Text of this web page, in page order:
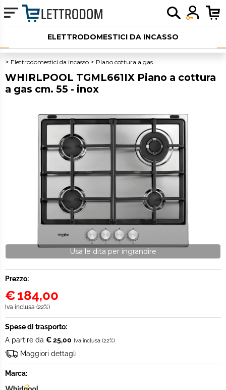
ELETTRODOMESTICI DA INCASSO
ELETTRODOMESTICI LIBERA INSTALLAZIONE
PICCOLI ELETTRODOMESTICI
SERVIZI AGGIUNTIVI
OUTLET
Elettrodomestici da incasso Piano cottura a gas
WHIRLPOOL TGML661IX Piano a cottura
a gas cm. 55 - inox
Usa le dita per ingrandire
Prezzo:
€184,00
Iva inclusa (22%)
Spese di trasporto:
A partire da € 25,00 Iva inclusa (22%)
Maggiori dettagli
Marca: